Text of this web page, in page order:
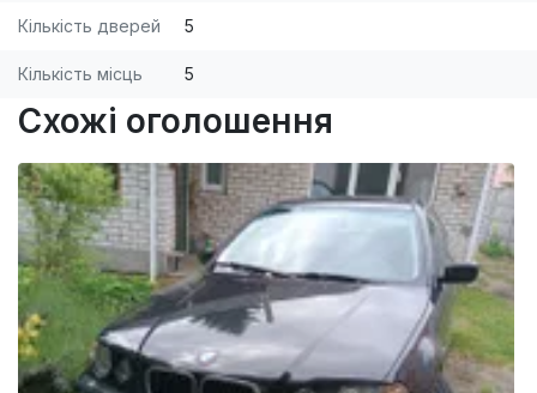
Кількість дверей 5
Кількість місць 5
Схожі оголошення